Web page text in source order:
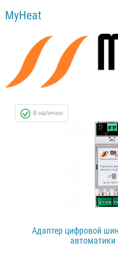
MyHeat
В наличии
Адаптер цифровой
автоматики